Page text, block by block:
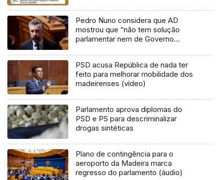
Pedro Nuno considera que AD
mostrou que “não tem solução
parlamentar nem de Governo
PSD acusa República de nada ter
feito para melhorar mobilidade dos
madeirenses (vídeo)
Parlamento aprova diplomas do
PSD e PS para descriminalizar
drogas sintéticas
Plano de contingência para o
aeroporto da Madeira marca
regresso do parlamento (áudio)